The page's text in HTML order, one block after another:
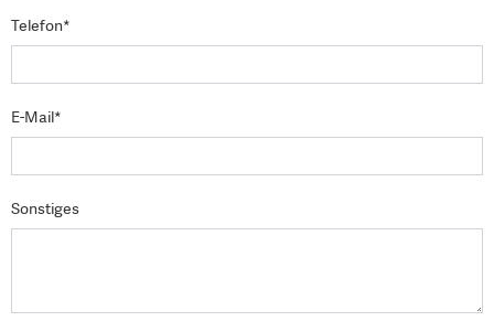
Telefon*
E-Mail*
Sonstiges